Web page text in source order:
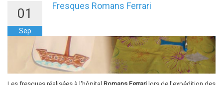
01
Sep
Fresques Romans Ferrari